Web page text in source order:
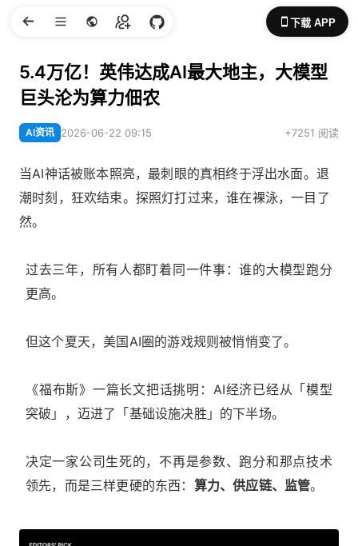
下载 APP
5.4万亿！英伟达成AI最大地主，大模型
巨头沦为算力佃农
AI资讯 2026-06-22 09:15 +7251 阅读
当AI神话被账本照亮，最刺眼的真相终于浮出水面。退
潮时刻，狂欢结束。探照灯打过来，谁在裸泳，一目了
然。
过去三年，所有人都盯着同一件事：谁的大模型跑分
更高。
但这个夏天，美国AI圈的游戏规则被悄悄变了。
《福布斯》一篇长文把话挑明：AI经济已经从「模型
突破」，迈进了「基础设施决胜」的下半场。
决定一家公司生死的，不再是参数、跑分和那点技术
领先，而是三样更硬的东西： 算力、供应链、监管。